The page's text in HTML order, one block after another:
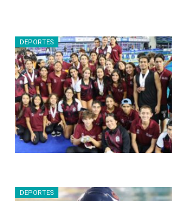
DEPORTES
DEPORTES